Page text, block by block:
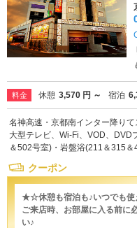
料金 休憩 3,570 円 ～ 宿泊
名神高速・京都南インター降り
大型テレビ、Wi-Fi、VOD、DVD
＆502号室)・岩盤浴(211＆315＆
クーポン
★☆休憩も宿泊も♪いつでも
ご来店時、お部屋に入る前に
い♪